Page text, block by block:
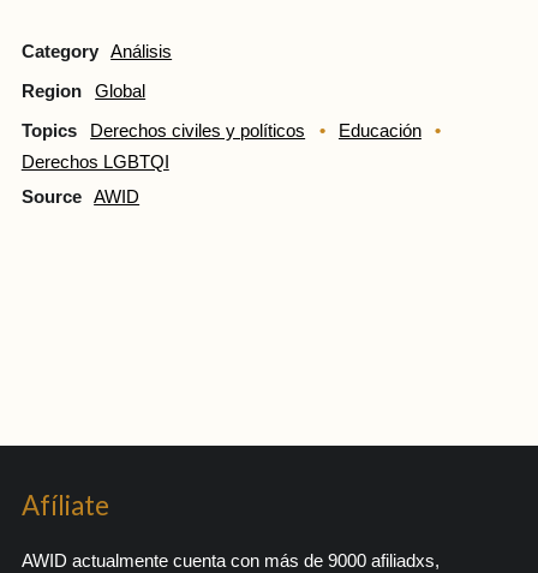
Category Análisis
Region Global
Topics Derechos civiles y políticos
Educación
Derechos LGBTQI
Source
AWID
Afíliate
AWID actualmente cuenta con más de 9000 afiliadxs,